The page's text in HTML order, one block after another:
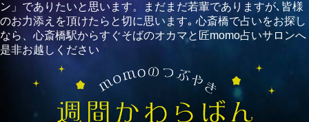
ン」でありたいと思います。まだまだ若輩でありますが､皆様
のお力添えを頂けたらと切に思います｡ 心斎橋で占いをお探し
なら、心斎橋駅からすぐそばのオカマと匠momo占いサロンへ
是非お越しください